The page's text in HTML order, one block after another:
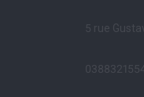
5 rue
0388321554